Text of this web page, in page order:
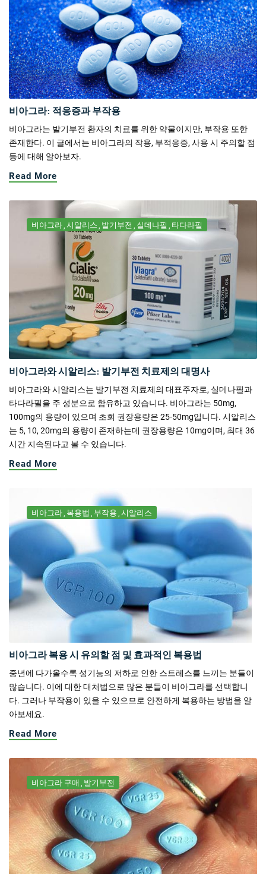
비아그라: 적응증과 부작용
비아그라는 발기부전 환자의 치료를 위한 약물이지만, 부작용 또한
존재한다. 이 글에서는 비아그라의 작용, 부적응증, 사용 시 주의할 점
등에 대해 알아보자.
Read More
비아그라 시알리스 발기부전 실데나필 타다라필
비아그라와 시알리스: 발기부전 치료제의 대명사
비아그라와 시알리스는 발기부전 치료제의 대표주자로, 실데나필과
타다라필을 주 성분으로 함유하고 있습니다. 비아그라는 50mg,
100mg의 용량이 있으며 초회 권장용량은 25-50mg입니다. 시알리스
는 5, 10, 20mg의 용량이 존재하는데 권장용량은 10mg이며, 최대 36
시간 지속된다고 볼 수 있습니다.
Read More
비아그라 복용법 부작용 시알리스
비아그라 복용 시 유의할 점 및 효과적인 복용법
중년에 다가올수록 성기능의 저하로 인한 스트레스를 느끼는 분들이
많습니다. 이에 대한 대처법으로 많은 분들이 비아그라를 선택합니
다. 그러나 부작용이 있을 수 있으므로 안전하게 복용하는 방법을 알
아보세요.
Read More
비아그라 구매 발기부전